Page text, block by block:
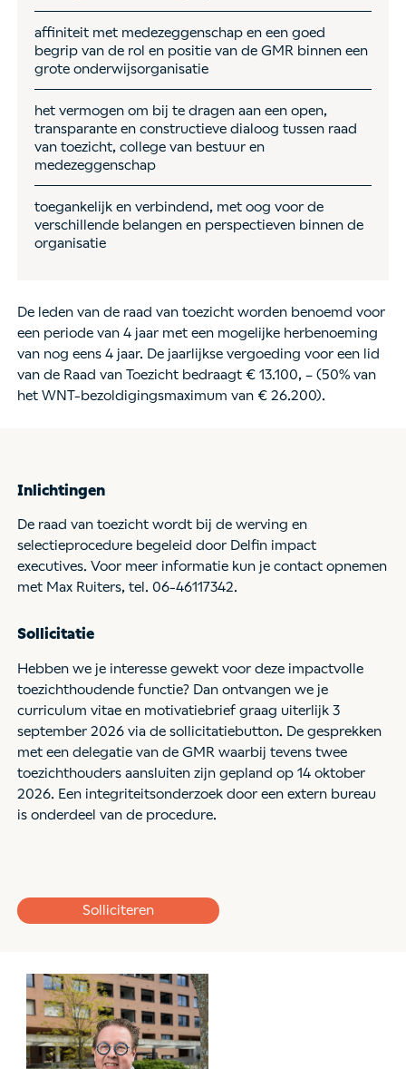
affiniteit met medezeggenschap en een goed
begrip van de rol en positie van de GMR binnen een
grote onderwijsorganisatie
het vermogen om bij te dragen aan een open,
transparante en constructieve dialoog tussen raad
van toezicht, college van bestuur en
medezeggenschap
toegankelijk en verbindend, met oog voor de
verschillende belangen en perspectieven binnen de
organisatie
De leden van de raad van toezicht worden benoemd voor
een periode van 4 jaar met een mogelijke herbenoeming
van nog eens 4 jaar. De jaarlijkse vergoeding voor een lid
van de Raad van Toezicht bedraagt € 13.100, – (50% van
het WNT-bezoldigingsmaximum van € 26.200).
Inlichtingen
De raad van toezicht wordt bij de werving en
selectieprocedure begeleid door Delfin impact
executives. Voor meer informatie kun je contact opnemen
met Max Ruiters, tel. 06-46117342.
Sollicitatie
Hebben we je interesse gewekt voor deze impactvolle
toezichthoudende functie? Dan ontvangen we je
curriculum vitae en motivatiebrief graag uiterlijk 3
september 2026 via de sollicitatiebutton. De gesprekken
met een delegatie van de GMR waarbij tevens twee
toezichthouders aansluiten zijn gepland op 14 oktober
2026. Een integriteitsonderzoek door een extern bureau
is onderdeel van de procedure.
Solliciteren